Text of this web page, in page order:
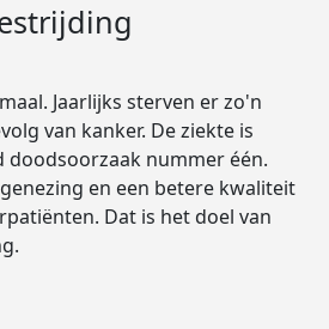
Jaarlijks sterven er zo'n
van kanker. De ziekte is
doodsoorzaak nummer één.
en een betere kwaliteit
Dat is het doel van